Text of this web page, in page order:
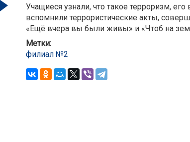
Учащиеся узнали, что такое терроризм,
вспомнили террористические акты,
«Ещё вчера вы были живы» и «Чтоб на
Метки:
филиал №2